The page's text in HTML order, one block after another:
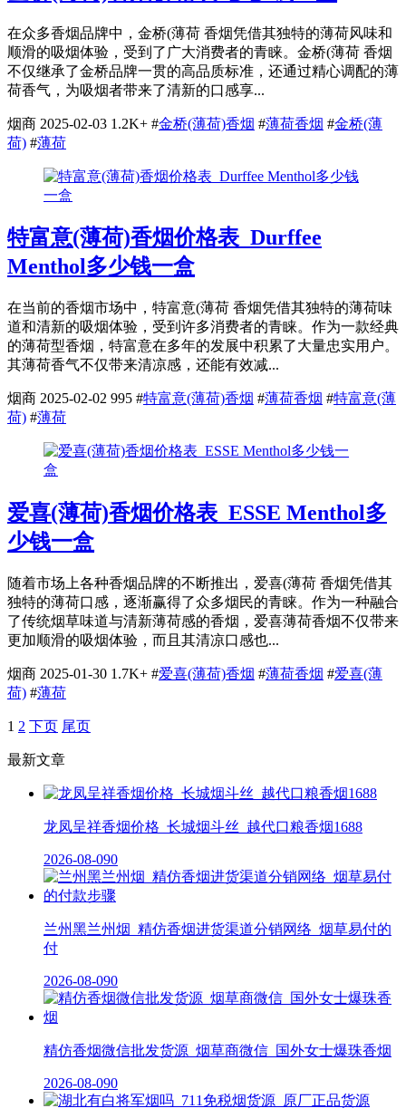
在众多香烟品牌中，金桥(薄荷 香烟凭借其独特的薄荷风味和
顺滑的吸烟体验，受到了广大消费者的青睐。金桥(薄荷 香烟
不仅继承了金桥品牌一贯的高品质标准，还通过精心调配的薄
荷香气，为吸烟者带来了清新的口感享...
烟商 2025-02-03 1.2K+ #金桥(薄荷)香烟 #薄荷香烟 #金桥(薄
荷) #薄荷
特富意(薄荷)香烟价格表_Durffee
Menthol多少钱一盒
在当前的香烟市场中，特富意(薄荷 香烟凭借其独特的薄荷味
道和清新的吸烟体验，受到许多消费者的青睐。作为一款经典
的薄荷型香烟，特富意在多年的发展中积累了大量忠实用户。
其薄荷香气不仅带来清凉感，还能有效减...
烟商 2025-02-02 995 #特富意(薄荷)香烟 #薄荷香烟 #特富意(薄
荷) #薄荷
爱喜(薄荷)香烟价格表_ESSE Menthol多
少钱一盒
随着市场上各种香烟品牌的不断推出，爱喜(薄荷 香烟凭借其
独特的薄荷口感，逐渐赢得了众多烟民的青睐。作为一种融合
了传统烟草味道与清新薄荷感的香烟，爱喜薄荷香烟不仅带来
更加顺滑的吸烟体验，而且其清凉口感也...
烟商 2025-01-30 1.7K+ #爱喜(薄荷)香烟 #薄荷香烟 #爱喜(薄
荷) #薄荷
1 2 下页 尾页
最新文章
龙凤呈祥香烟价格_长城烟斗丝_越代口粮香烟1688
2026-08-090
兰州黑兰州烟_精仿香烟进货渠道分销网络_烟草易付的
付
2026-08-090
精仿香烟微信批发货源_烟草商微信_国外女士爆珠香烟
2026-08-090